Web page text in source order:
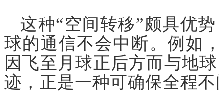
这种“空间转移”颇具优
球的通信不会中断。例如
因飞至月球正后方而与地
迹，正是一种可确保全程